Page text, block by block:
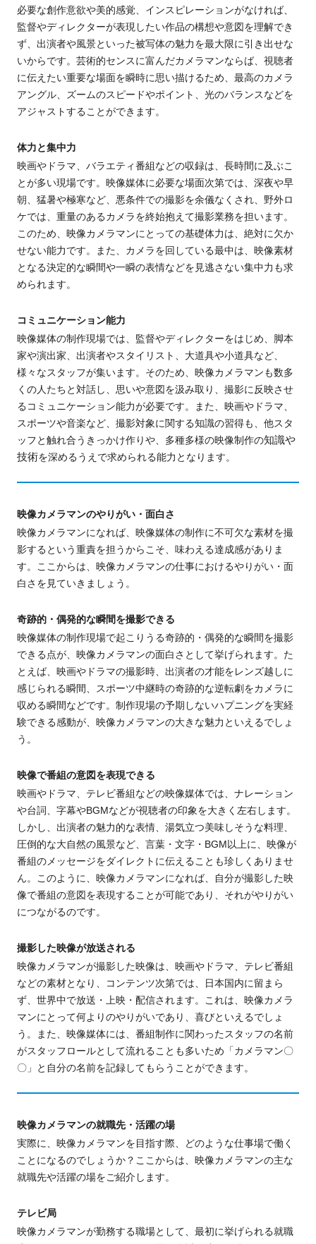
必要な創作意欲や美的感覚、インスピレーションがなければ、
監督やディレクターが表現したい作品の構想や意図を理解でき
ず、出演者や風景といった被写体の魅力を最大限に引き出せな
いからです。芸術的センスに富んだカメラマンならば、視聴者
に伝えたい重要な場面を瞬時に思い描けるため、最高のカメラ
アングル、ズームのスピードやポイント、光のバランスなどを
アジャストすることができます。
体力と集中力
映画やドラマ、バラエティ番組などの収録は、長時間に及ぶこ
とが多い現場です。映像媒体に必要な場面次第では、深夜や早
朝、猛暑や極寒など、悪条件での撮影を余儀なくされ、野外ロ
ケでは、重量のあるカメラを終始抱えて撮影業務を担います。
このため、映像カメラマンにとっての基礎体力は、絶対に欠か
せない能力です。また、カメラを回している最中は、映像素材
となる決定的な瞬間や一瞬の表情などを見逃さない集中力も求
められます。
コミュニケーション能力
映像媒体の制作現場では、監督やディレクターをはじめ、脚本
家や演出家、出演者やスタイリスト、大道具や小道具など、
様々なスタッフが集います。そのため、映像カメラマンも数多
くの人たちと対話し、思いや意図を汲み取り、撮影に反映させ
るコミュニケーション能力が必要です。また、映画やドラマ、
スポーツや音楽など、撮影対象に関する知識の習得も、他スタ
ッフと触れ合うきっかけ作りや、多種多様の映像制作の知識や
技術を深めるうえで求められる能力となります。
映像カメラマンのやりがい・面白さ
映像カメラマンになれば、映像媒体の制作に不可欠な素材を撮
影するという重責を担うからこそ、味わえる達成感がありま
す。ここからは、映像カメラマンの仕事におけるやりがい・面
白さを見ていきましょう。
奇跡的・ 偶発的な瞬間を撮影できる
映像媒体の制作現場で起こりうる奇跡的 ・ 偶発的な瞬間を撮影
できる点が、映像カメラマンの面白さとして挙げられます。た
とえば、映画やドラマの撮影時、出演者の才能をレンズ越しに
感じられる瞬間、スポーツ中継時の奇跡的な逆転劇をカメラに
収める瞬間などです。制作現場の予期しないハプニングを実経
験できる感動が、映像カメラマンの大きな魅力といえるでしょ
う。
映像で番組の意図を表現できる
映画やドラマ、テレビ番組などの映像媒体では、ナレーション
や台詞、字幕やBGMなどが視聴者の印象を大きく左右します。
しかし、出演者の魅力的な表情、湯気立つ美味しそうな料理、
圧倒的な大自然の風景など、言葉・文字・BGM以上に、映像が
番組のメッセージをダイレクトに伝えることも珍しくありませ
ん。このように、映像カメラマンになれば、自分が撮影した映
像で番組の意図を表現する ことが可能であり、それがやりがい
につながるのです。
撮影した映像が放送される
映像カメラマンが撮影した映像は、映画やドラマ、テレビ番組
などの素材となり、コンテンツ次第では、日本国内に留まら
ず、世界中で放送・上映・配信されます。これは、映像カメラ
マンにとって何よりのやりがいであり、喜びといえるでしょ
う。また、映像媒体には、番組制作に関わったスタッフの名前
がスタッフロールとして流れることも多いため「カメラマン〇
〇」と自分の名前を記録してもらうことができます。
映像カメラマンの就職先・活躍の場
実際に、映像カメラマンを目指す際、どのような仕事場で働く
ことになるのでしょうか？ここからは、映像カメラマンの主な
就職先や活躍の場をご紹介します。
テレビ局
映像カメラマンが勤務する職場として、最初に挙げられる就職